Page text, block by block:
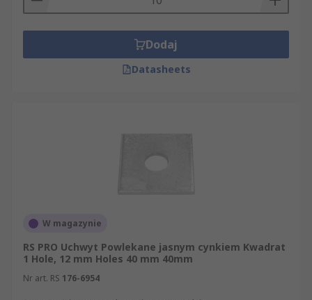
Dodaj
Datasheets
W magazynie
RS PRO Uchwyt Powlekane jasnym cynkiem Kwadrat
1 Hole, 12 mm Holes 40 mm 40mm
Nr art. RS 176-6954